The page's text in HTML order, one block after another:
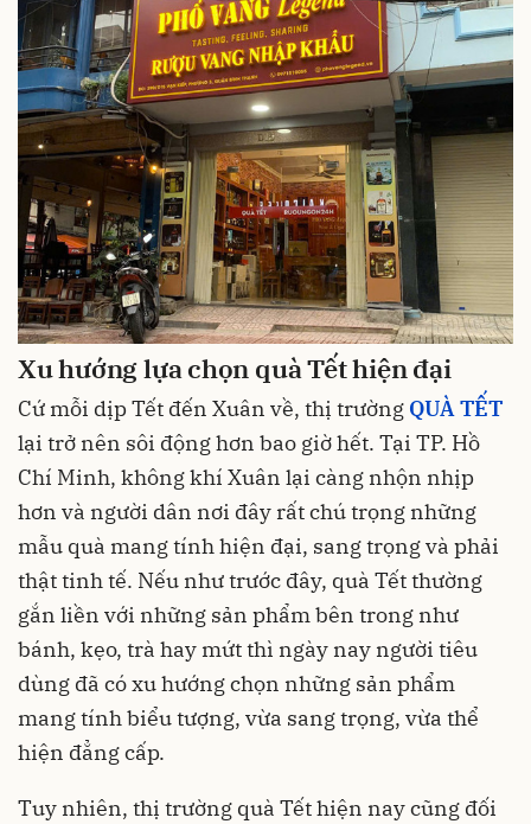
Xu hướng lựa chọn quà Tết hiện đại
Cứ mỗi dịp Tết đến Xuân về, thị trường QUÀ TẾT
lại trở nên sôi động hơn bao giờ hết. Tại TP. Hồ
Chí Minh, không khí Xuân lại càng nhộn nhịp
hơn và người dân nơi đây rất chú trọng những
mẫu quà mang tính hiện đại, sang trọng và phải
thật tinh tế. Nếu như trước đây, quà Tết thường
gắn liền với những sản phẩm bên trong như
bánh, kẹo, trà hay mứt thì ngày nay người tiêu
dùng đã có xu hướng chọn những sản phẩm
mang tính biểu tượng, vừa sang trọng, vừa thể
hiện đẳng cấp.
Tuy nhiên, thị trường quà Tết hiện nay cũng đối